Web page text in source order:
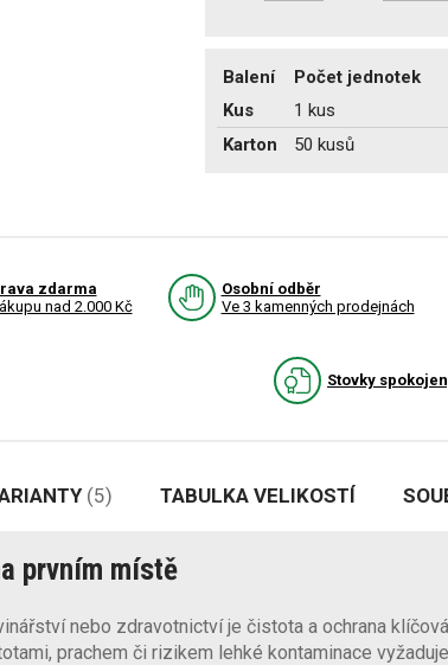
Balení Počet jednotek
Kus
1 kus
Karton
50 kusů
zdarma
nad 2.000 Kč
Osobní odběr
Ve 3 kamenných prodejnách
Stovky
(5) TABULKA VELIKOSTÍ
prvním místě
nebo zdravotnictví je čistota a ochrana klíčová.
prachem či rizikem lehké kontaminace vyžaduje